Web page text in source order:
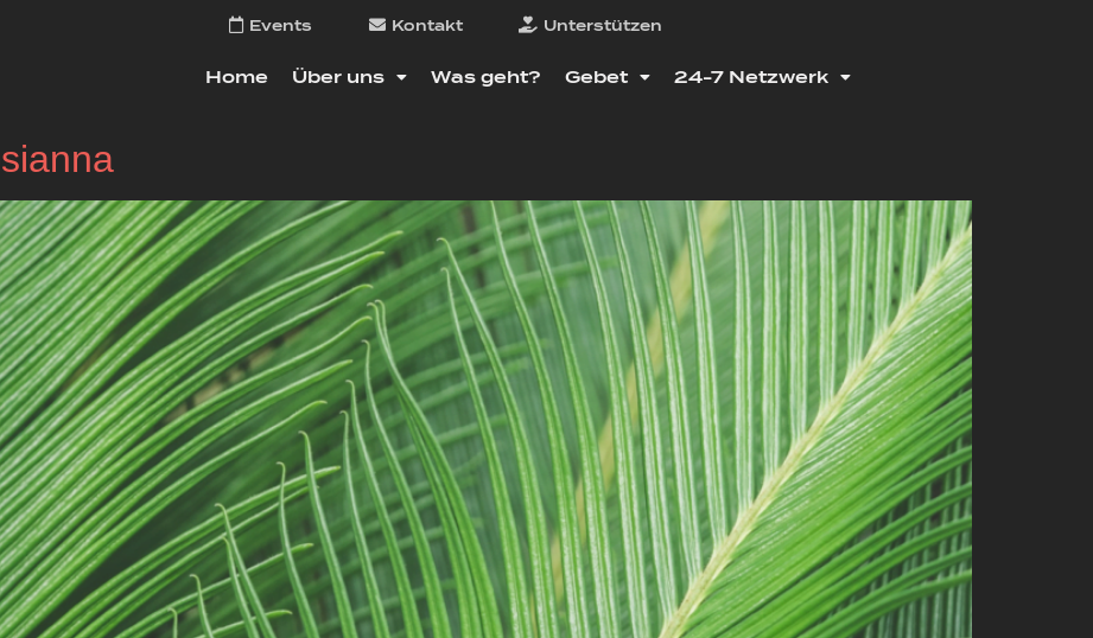
Events Kontakt Unterstützen
Home Über uns Was geht? Gebet 24-7 Netzwerk